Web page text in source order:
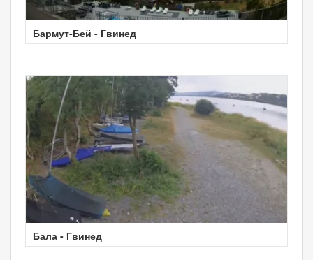
Бармут-Бей - Гвинед
Бала - Гвинед